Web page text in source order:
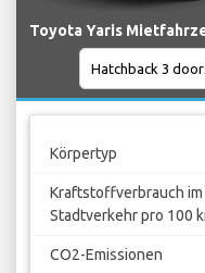
Toyota Yaris
Körpertyp
Kraftstoffverbrauch im
Stadtverkehr pro 100
CO2-Emissionen